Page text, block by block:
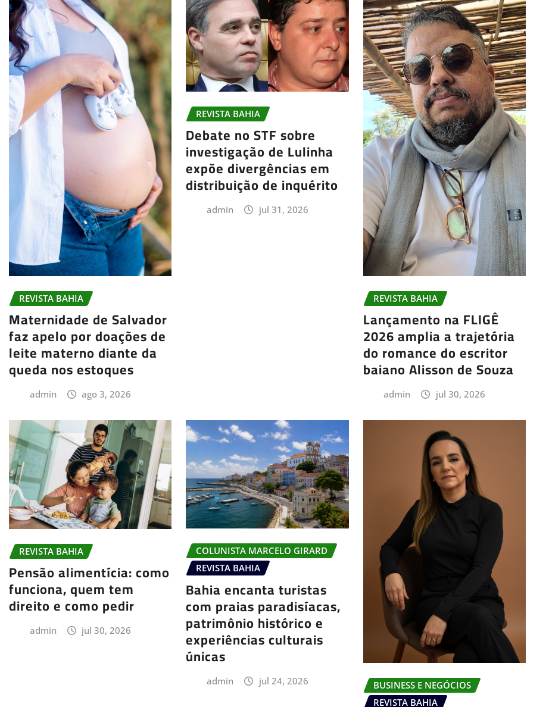
REVISTA BAHIA
Maternidade de Salvador
faz apelo por doações de
leite materno diante da
queda nos estoques
admin ago 3, 2026
REVISTA BAHIA
Debate no STF sobre
investigação de Lulinha
expõe divergências em
distribuição de inquérito
admin jul 31, 2026
REVISTA BAHIA
Lançamento na FLIGÊ
2026 amplia a trajetória
do romance do escritor
baiano Alisson de Souza
admin jul 30, 2026
REVISTA BAHIA
Pensão alimentícia: como
funciona, quem tem
direito e como pedir
admin jul 30, 2026
COLUNISTA MARCELO GIRARD
REVISTA BAHIA
Bahia encanta turistas
com praias paradisíacas,
patrimônio histórico e
experiências culturais
únicas
admin jul 24, 2026
BUSINESS E NEGÓCIOS
REVISTA BAHIA